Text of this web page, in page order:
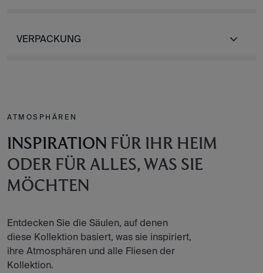
VERPACKUNG
ATMOSPHÄREN
INSPIRATION FÜR IHR HEIM
ODER FÜR ALLES, WAS SIE
MÖCHTEN
Entdecken Sie die Säulen, auf denen
diese Kollektion basiert, was sie inspiriert,
ihre Atmosphären und alle Fliesen der
Kollektion.